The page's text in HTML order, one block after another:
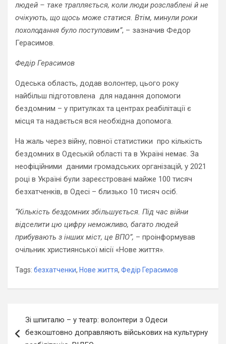
людей – таке трапляється, коли люди розслаблені й не
очікують, що щось може статися. Втім, минули роки
похолодання було поступовим”, – зазначив Федор
Герасимов.
Федір Герасимов
Одеська область, додав волонтер, цього року
найбільш підготовлена для надання допомоги
бездомним – у притулках та центрах реабілітації є
місця та надається вся необхідна допомога.
На жаль через війну, повної статистики про кількість
бездомних в Одеській області та в Україні немає. За
неофіційними даними громадських організацій, у 2021
році в Україні були зареєстровані майже 100 тисяч
безхатченків, в Одесі – близько 10 тисяч осіб.
“Кількість бездомних збільшується. Під час війни
відселити цю цифру неможливо, багато людей
прибувають з інших міст, це ВПО”, – проінформував
очільник християнської місії «Нове життя».
Tags: безхатченки, Нове життя, Федір Герасимов
записів
Зі шпиталю – у театр: волонтери з Одеси
безкоштовно доправляють військових на культурну